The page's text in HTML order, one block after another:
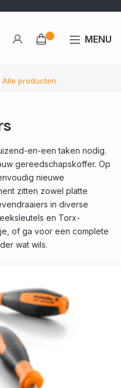
Alle producten
MENU
en-een taken nodig.
gereedschapskoffer. Op
nieuwe
zitten zowel platte
in diverse
en Torx-
of ga voor een complete
wat wils.